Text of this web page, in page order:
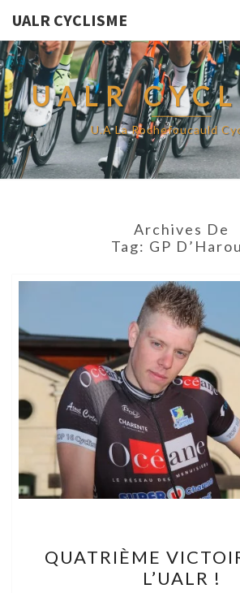
UALR CYCLISME
UALR
U.A La Rochefoucauld
Archives De
Tag: GP
POUR
QUATRIÈME
L’UALR !